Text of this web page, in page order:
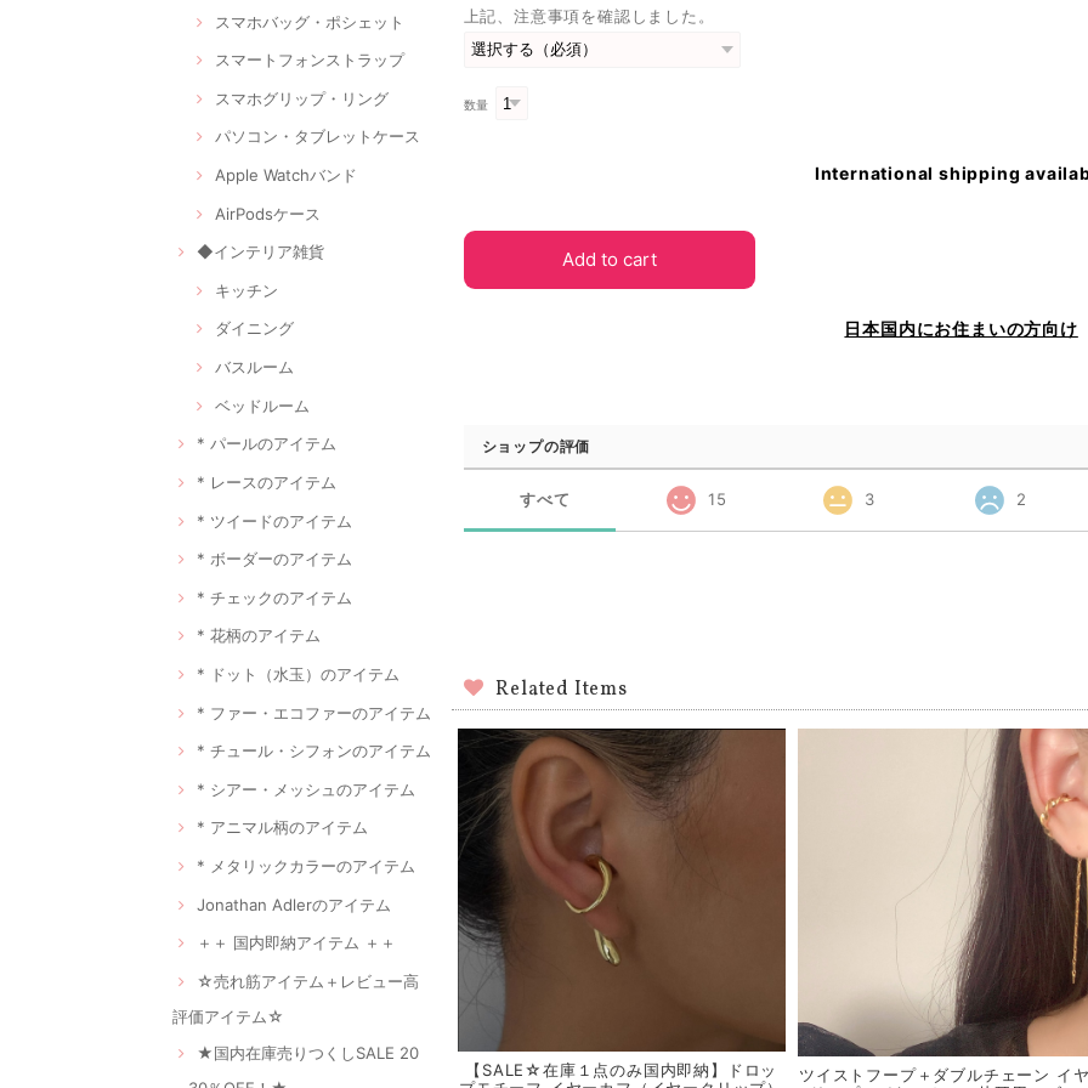
スマホバッグ・ポシェット
スマートフォンストラップ
スマホグリップ・リング
パソコン・タブレットケース
Apple Watchバンド
AirPodsケース
◆インテリア雑貨
キッチン
ダイニング
バスルーム
ベッドルーム
* パールのアイテム
* レースのアイテム
* ツイードのアイテム
* ボーダーのアイテム
* チェックのアイテム
* 花柄のアイテム
* ドット（水玉）のアイテム
* ファー・エコファーのアイテム
* チュール・シフォンのアイテム
* シアー・メッシュのアイテム
* アニマル柄のアイテム
* メタリックカラーのアイテム
Jonathan Adlerのアイテム
＋＋ 国内即納アイテム ＋＋
☆売れ筋アイテム＋レビュー高
評価アイテム☆
★国内在庫売りつくしSALE 20
上記、注意事項を確認しました。
数量
International shipping
Add to cart
日本国内にお住まいの方向け
ショップの評価
すべて 15 3 2
Related Items
【SALE☆在庫１点のみ国内即納】ドロッ
ツイストフープ＋ダブルチェーン イ